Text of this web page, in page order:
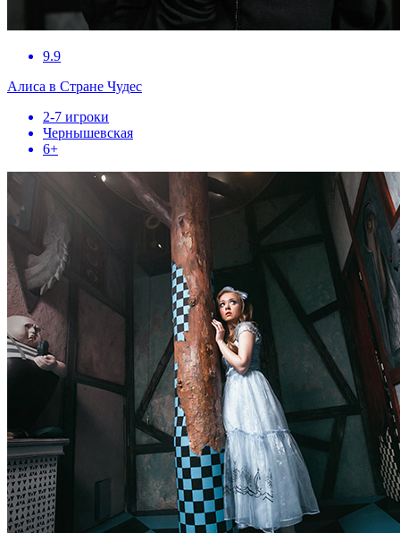
9.9
Алиса в Стране Чудес
2-7 игроки
Чернышевская
6+